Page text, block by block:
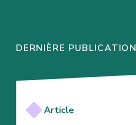
DERNIÈRE PUBLICATION
Article